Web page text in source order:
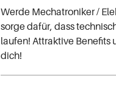
Werde Mechatroniker /
sorge dafür, dass
laufen! Attraktive Benefits
dich!